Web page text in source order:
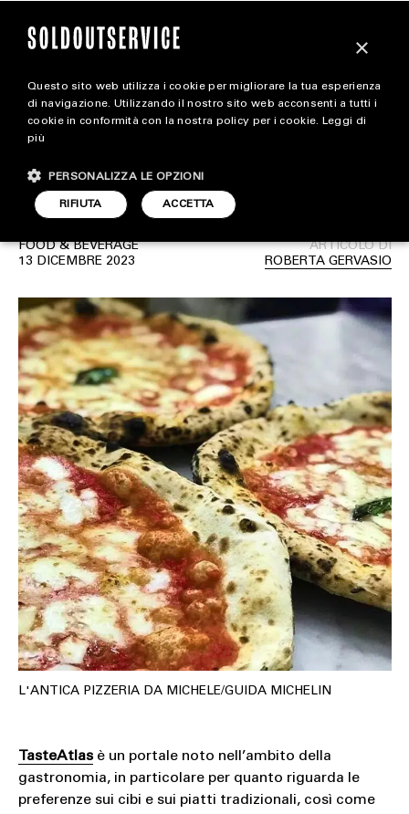
extra
ALL EXTRA
ART & DESIGN
CINEMA
HOUSE
LIFESTYLE
MOTORS
SOUND
SPORT
TECH
TRAVEL
La cucina italiana è la
migliore al mondo anche
nel 2023 per TasteAtlas
FOOD & BEVERAGE
13 DICEMBRE 2023
ARTICOLO DI
ROBERTA GERVASIO
L'ANTICA PIZZERIA DA MICHELE/GUIDA MICHELIN
TasteAtlasè un portale noto nell’ambito della
gastronomia, in particolare per quanto riguarda le
preferenze sui cibi e sui piatti tradizionali, così come
×
Questo sito web utilizza i cookie per migliorare la tua esperienza
di navigazione. Utilizzando il nostro sito web acconsenti a tutti i
cookie in conformità con la nostra policy per i cookie. Leggi di
più
ACCETTA
RIFIUTA
PERSONALIZZA LE OPZIONI